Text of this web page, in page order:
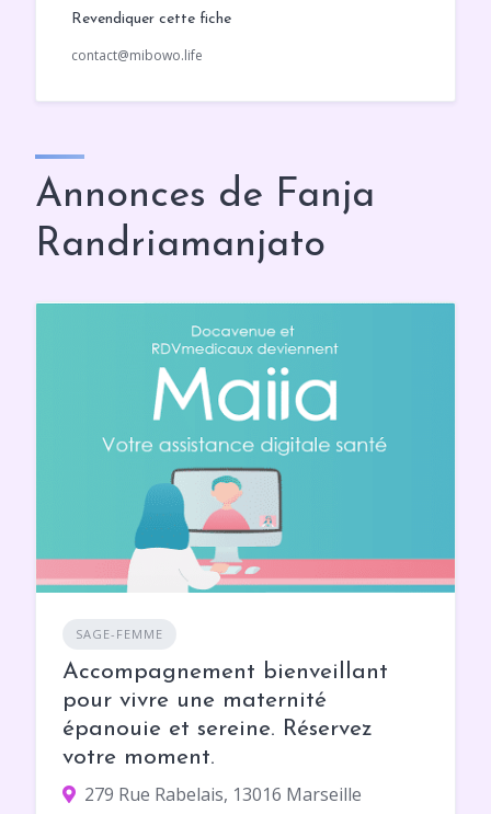
Revendiquer cette fiche
contact@mibowo.life
Annonces de Fanja
Randriamanjato
SAGE-FEMME
Accompagnement bienveillant
pour vivre une maternité
épanouie et sereine. Réservez
votre moment.
279 Rue Rabelais, 13016 Marseille